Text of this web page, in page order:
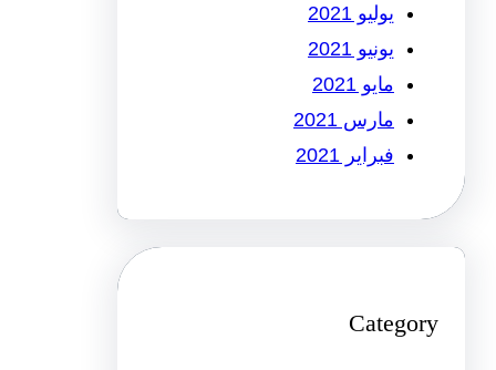
يوليو 2021
يونيو 2021
مايو 2021
مارس 2021
فبراير 2021
Category